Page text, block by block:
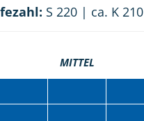
S 220 | ca. K 210
MITTEL